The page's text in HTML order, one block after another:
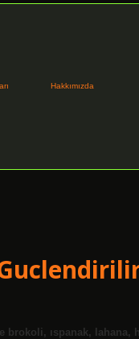
Hakkımızda
brokoli, ıspanak,